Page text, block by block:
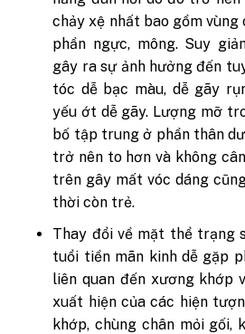
chảy xệ nhất bao gồm vùng
phần ngực, mông. Suy
gây ra sự ảnh hưởng đến
tóc dễ bạc màu, dễ gãy
yếu ớt dễ gãy. Lượng mỡ
bố tập trung ở phần thân
trở nên to hơn và không
trên gây mất vóc dáng
thời còn trẻ.
Thay đổi về mặt thể trạng
tuổi tiền mãn kinh dễ gặp
liên quan đến xương khớp
xuất hiện của các hiện
khớp, chùng chân mỏi gối,